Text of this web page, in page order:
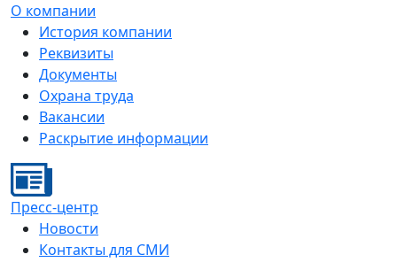
О компании
История компании
Реквизиты
Документы
Охрана труда
Вакансии
Раскрытие информации
Пресс-центр
Новости
Контакты для СМИ